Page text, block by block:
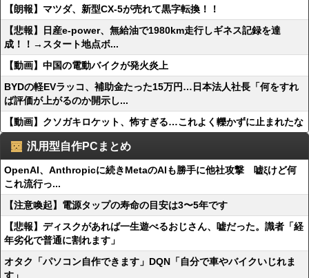
【朗報】マツダ、新型CX-5が売れて黒字転換！！
【悲報】日産e-power、無給油で1980km走行しギネス記録を達
成！！→スタート地点ボ...
【動画】中国の電動バイクが発火炎上
BYDの軽EVラッコ、補助金たった15万円…日本法人社長「何をすれ
ば評価が上がるのか開示し...
【動画】クソガキロケット、怖すぎる…これよく轢かずに止まれたな
汎用型自作PCまとめ
OpenAI、Anthropicに続きMetaのAIも勝手に他社攻撃 嘘ξけど何
これ流行っ...
【注意喚起】電源タップの寿命の目安は3〜5年です
【悲報】ディスクがあれば一生遊べるおじさん、嘘だった。識者「経
年劣化で普通に割れます」
オタク「パソコン自作できます」DQN「自分で車やバイクいじれま
す」